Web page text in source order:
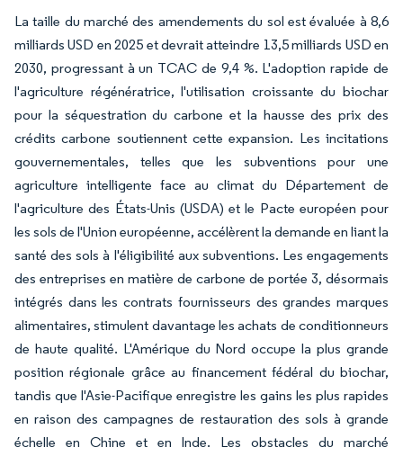
La taille du marché des amendements du sol est évaluée à 8,6
milliards USD en 2025 et devrait atteindre 13,5 milliards USD en
2030, progressant à un TCAC de 9,4 %. L'adoption rapide de
l'agriculture régénératrice, l'utilisation croissante du biochar
pour la séquestration du carbone et la hausse des prix des
crédits carbone soutiennent cette expansion. Les incitations
gouvernementales, telles que les subventions pour une
agriculture intelligente face au climat du Département de
l'agriculture des États-Unis (USDA) et le Pacte européen pour
les sols de l'Union européenne, accélèrent la demande en liant la
santé des sols à l'éligibilité aux subventions. Les engagements
des entreprises en matière de carbone de portée 3, désormais
intégrés dans les contrats fournisseurs des grandes marques
alimentaires, stimulent davantage les achats de conditionneurs
de haute qualité. L'Amérique du Nord occupe la plus grande
position régionale grâce au financement fédéral du biochar,
tandis que l'Asie-Pacifique enregistre les gains les plus rapides
en raison des campagnes de restauration des sols à grande
échelle en Chine et en Inde. Les obstacles du marché